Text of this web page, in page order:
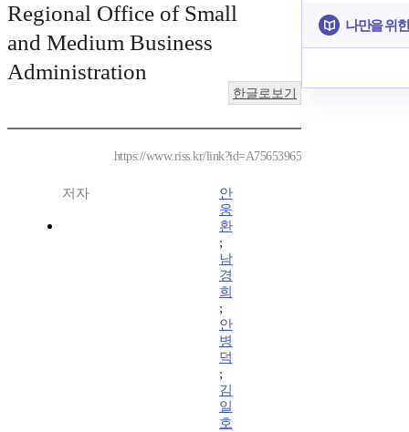
Regional Office of Small
and Medium Business
Administration
한글로보기
https://www.riss.kr/link?id=A75653965
저자
안
웅
환
;
남
경
희
;
안
병
덕
;
김
일
호
나만을 위